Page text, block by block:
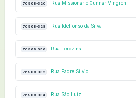
76908-326 Rua Missionário Gunnar Vingren
76908-328 Rua Idelfonso da Silva
76908-330 Rua Terezina
76908-332 Rua Padre Sílvio
76908-334 Rua São Luiz